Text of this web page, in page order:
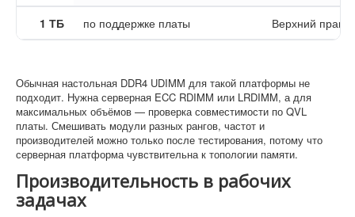
1 ТБ по поддержке платы Верхний
Обычная настольная DDR4 UDIMM для такой платформы не
подходит. Нужна серверная ECC RDIMM или LRDIMM, а для
максимальных объёмов — проверка совместимости по QVL
платы. Смешивать модули разных рангов, частот и
производителей можно только после тестирования, потому что
серверная платформа чувствительна к топологии памяти.
Производительность в рабочих
задачах